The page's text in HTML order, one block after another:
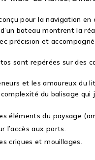
pour la navigation
bateau montrent la
précision et
sont repérées sur des
et les amoureux du
du balisage qui
éléments du paysage
l’accès aux ports.
criques et mouillages.